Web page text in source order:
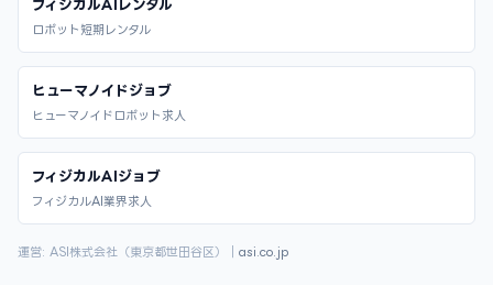
フィジカルAIレンタル
ロボット短期レンタル
ヒューマノイドジョブ
ヒューマノイドロボット求人
フィジカルAIジョブ
フィジカルAI業界求人
運営: ASI株式会社（東京都世田谷区）｜ asi.co.jp